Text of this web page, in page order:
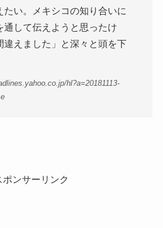
たい。メキシコの知り合いに
通して伝えようと思ったけ
違えました」と深々と頭を下
hl?a=20181113-
ポンサーリンク